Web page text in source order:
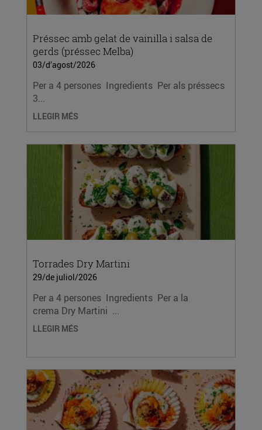
Préssec amb gelat de vainilla i salsa de
gerds (préssec Melba)
03/d’agost/2026
Per a 4 persones Ingredients Per als préssecs
3...
LLEGIR MÉS
Torrades Dry Martini
29/de juliol/2026
Per a 4 persones Ingredients Per a la
crema Dry Martini ...
LLEGIR MÉS